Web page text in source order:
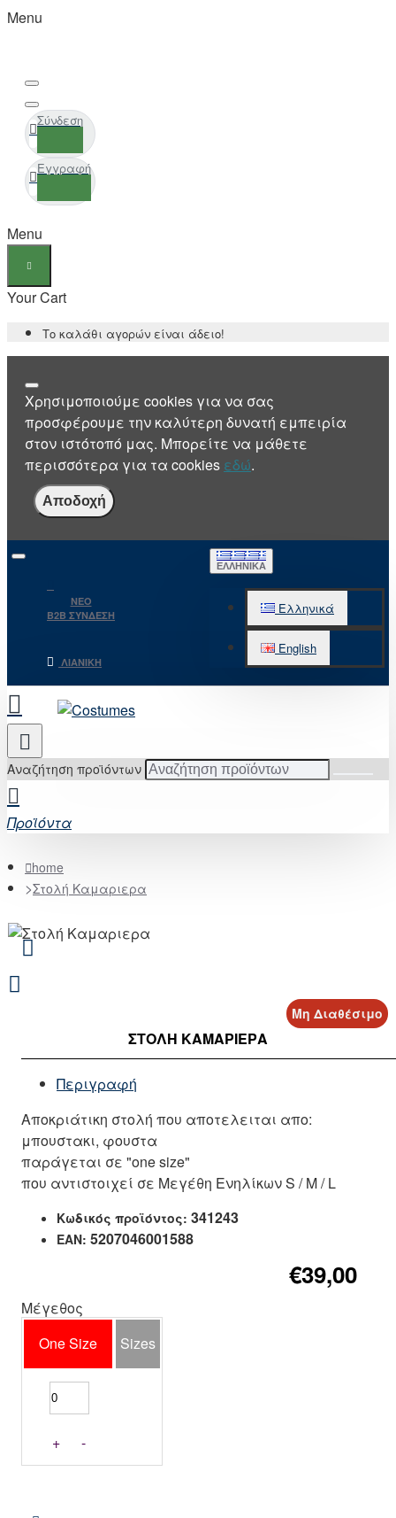
Menu
Σύνδεση
Εγγραφή
Menu
Your Cart
Το καλάθι αγορών είναι άδειο!
Χρησιμοποιούμε cookies για να σας
προσφέρουμε την καλύτερη δυνατή εμπειρία
στον ιστότοπό μας. Μπορείτε να μάθετε
περισσότερα για τα cookies εδώ.
Αποδοχή
NEO
B2B ΣΥΝΔΕΣΗ
ΛΙΑΝΙΚΉ
ΕΛΛΗΝΙΚΆ
Ελληνικά
English
Αναζήτηση προϊόντων
Προϊόντα
home
Στολή Καμαριερα
Μη Διαθέσιμο
ΣΤΟΛΉ ΚΑΜΑΡΙΕΡΑ
Περιγραφή
Αποκριάτικη στολή που αποτελειται απο:
μπουστακι, φουστα
παράγεται σε "one size"
που αντιστοιχεί σε Μεγέθη Ενηλίκων S / M / L
Κωδικός προϊόντος: 341243
EAN: 5207046001588
€39,00
Μέγεθος
One Size
Sizes
+ -